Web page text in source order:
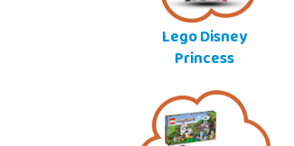
Lego Disney
Princess